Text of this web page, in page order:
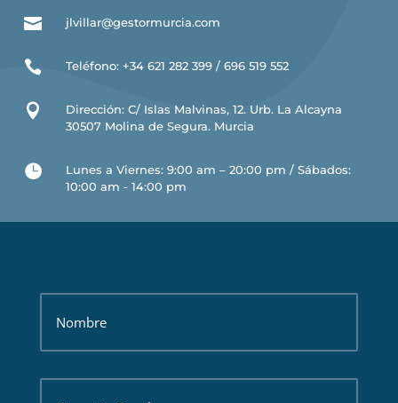
 jlvillar@gestormurcia.com
 Teléfono: +34 621 282 399 / 696 519 552

Dirección: C/ Islas Malvinas, 12. Urb. La Alcayna
30507 Molina de Segura. Murcia

Lunes a Viernes: 9:00 am – 20:00 pm / Sábados:
10:00 am - 14:00 pm